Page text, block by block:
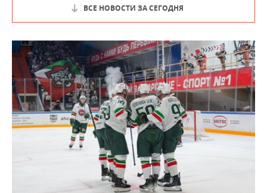
ВСЕ НОВОСТИ ЗА СЕГОДНЯ